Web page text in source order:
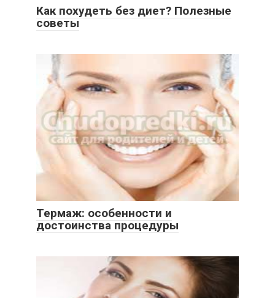
Как похудеть без диет? Полезные
советы
Термаж: особенности и
достоинства процедуры